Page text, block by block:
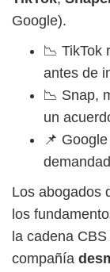
Google).
📉 TikTok
antes de
📉 Snap,
un
📌
Los abogados
los
la cadena
compañía